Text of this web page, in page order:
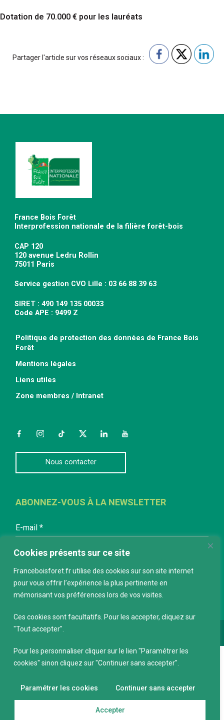
Cookies présents sur ce site
Franceboisforet.fr utilise des cookies sur son site internet
pour vous offrir l’expérience la plus pertinente en
mémorisant vos préférences lors de vos visites.
Ces cookies sont facultatifs. Pour les accepter, cliquez sur
"Tout accepter".
Pour les personnaliser cliquer sur le lien "Paramétrer les
cookies" sinon cliquez sur "Continuer sans accepter".
Paramétrer les cookies Continuer sans accepter
Accepter
Dotation de 70.000 € pour les lauréats
Partager l'article sur vos réseaux sociaux :
France Bois Forêt
Interprofession nationale de la filière forêt-bois
CAP 120
120 avenue Ledru Rollin
75011 Paris
Service gestion CVO Lille : 03 66 88 39 63
SIRET : 490 149 135 00033
Code APE : 9499 Z
Politique de protection des données de France Bois
Forêt
Mentions légales
Liens utiles
Zone membres / Intranet
FacebookInstagramTikTokTwitterLinkedInYouTube
Nous contacter
ABONNEZ-VOUS À LA NEWSLETTER
E-mail *